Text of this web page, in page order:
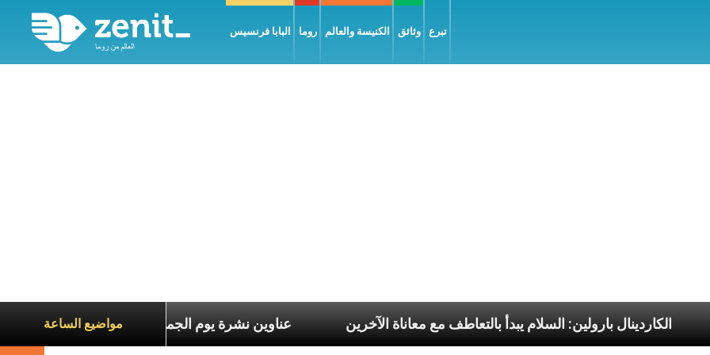
البابا فرنسيس روما الكنيسة والعالم وثائق تبرع
مواضيع الساعةعناوين نشرة يوم الجمعة 7 آب 2026: السلام يُبنى بصبر يومًا بعد يوم الكاردينال بارولين: السلام يبدأ بالتعاطف مع معاناة الآخرين